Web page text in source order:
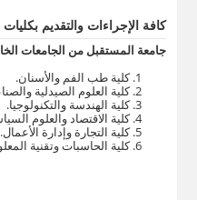
كافة الإجراءات والتقديم بكليات
جامعة المستقبل من الجامعات
كلية طب الفم والأسنان.
كلية العلوم الصيدلية
كلية الهندسة والتكنولوجيا.
كلية الاقتصاد والعلوم
كلية التجارة وإدارة الأعمال.
كلية الحاسبات وتقنية